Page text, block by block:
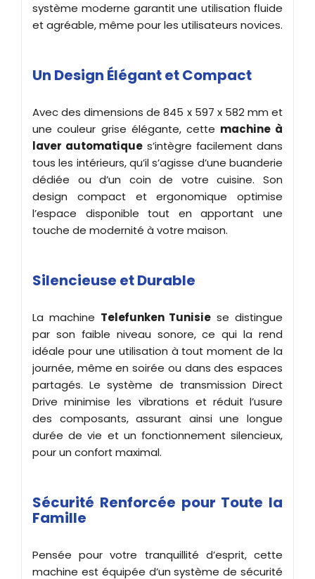
système moderne garantit une utilisation fluide
et agréable, même pour les utilisateurs novices.
Un Design Élégant et Compact
Avec des dimensions de 845 x 597 x 582 mm et
une couleur grise élégante, cette machine à
laver automatique s’intègre facilement dans
tous les intérieurs, qu’il s’agisse d’une buanderie
dédiée ou d’un coin de votre cuisine. Son
design compact et ergonomique optimise
l’espace disponible tout en apportant une
touche de modernité à votre maison.
Silencieuse et Durable
La machine Telefunken Tunisie se distingue
par son faible niveau sonore, ce qui la rend
idéale pour une utilisation à tout moment de la
journée, même en soirée ou dans des espaces
partagés. Le système de transmission Direct
Drive minimise les vibrations et réduit l’usure
des composants, assurant ainsi une longue
durée de vie et un fonctionnement silencieux,
pour un confort maximal.
Sécurité Renforcée pour Toute la
Famille
Pensée pour votre tranquillité d’esprit, cette
machine est équipée d’un système de sécurité